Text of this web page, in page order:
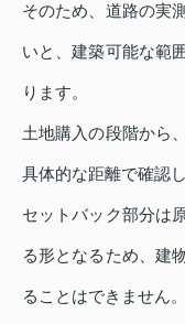
そのため、道路の実
いと、建築可能な範
ります。
土地購入の段階から
具体的な距離で確認
セットバック部分は
る形となるため、建
ることはできません。